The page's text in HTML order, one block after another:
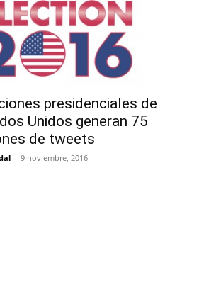
presidenciales de
Unidos generan 75
de tweets
- 9 noviembre, 2016